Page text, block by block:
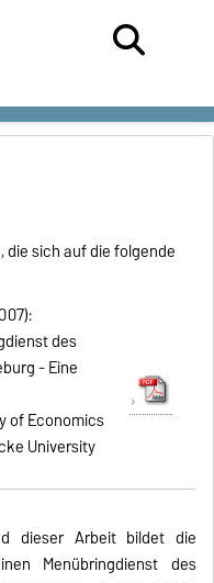
die sich auf die folgende
des
- Eine
of Economics
University
dieser Arbeit bildet die
Menübringdienst des